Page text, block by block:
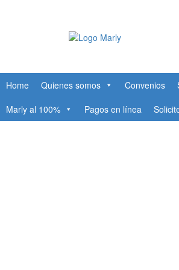
Home Quienes somos Convenios
Marly al 100%
Pagos en línea